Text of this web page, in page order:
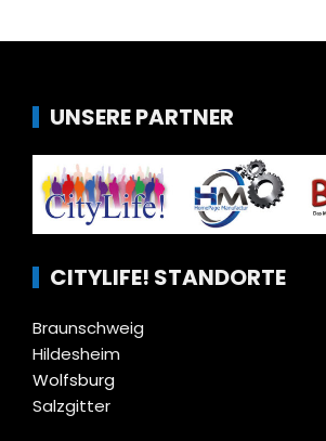
UNSERE PARTNER
CITYLIFE! STANDORTE
Braunschweig
Hildesheim
Wolfsburg
Salzgitter